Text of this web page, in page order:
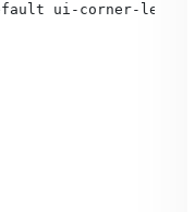
ui-corner-left" )